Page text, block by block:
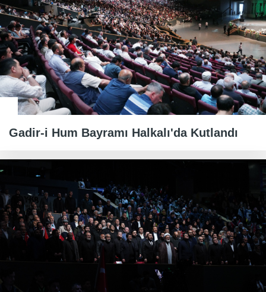
Gadir-i Hum Bayramı Halkalı'da Kutlandı